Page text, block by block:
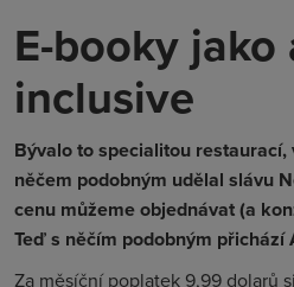
E-booky jako
inclusive
Bývalo to specialitou
něčem podobným udělal slávu
cenu můžeme objednávat (a
Teď s něčím podobným přichází
Za měsíční poplatek 9,99 dolarů